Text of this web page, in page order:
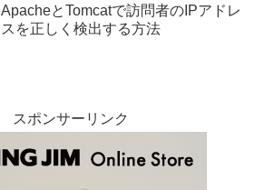
ApacheとTomcatで訪問者のIPアドレ
スを正しく検出する方法
スポンサーリンク